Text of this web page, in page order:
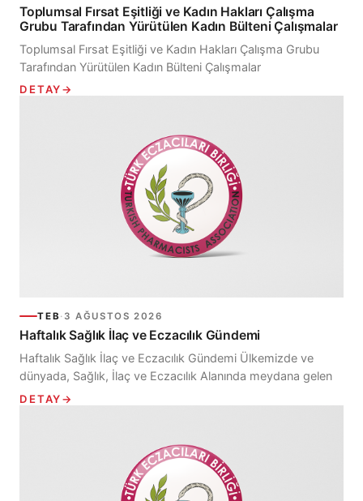
Toplumsal Fırsat Eşitliği ve Kadın Hakları Çalışma
Grubu Tarafından Yürütülen Kadın Bülteni Çalışmalar
Toplumsal Fırsat Eşitliği ve Kadın Hakları Çalışma Grubu
Tarafından Yürütülen Kadın Bülteni Çalışmalar
DETAY→
TEB· 3 AĞUSTOS 2026
Haftalık Sağlık İlaç ve Eczacılık Gündemi
Haftalık Sağlık İlaç ve Eczacılık Gündemi Ülkemizde ve
dünyada, Sağlık, İlaç ve Eczacılık Alanında meydana gelen
Haftalık Gelişmelerin kısa başlıklar halinde yer verildiği...
DETAY→